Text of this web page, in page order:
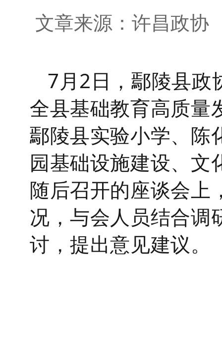
文章来源：许昌政
7月2日 ，鄢陵县政
全县基础教育高质量
鄢陵县实验小学、 陈
园基础设施建设、文
随后召开的座谈会上
况 ，与会人员结合
讨，提出意见建议。